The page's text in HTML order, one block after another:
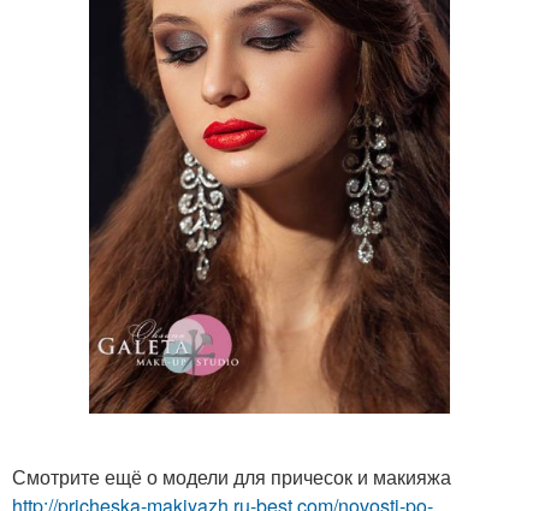
Смотрите ещё о модели для причесок и макияжа
http://pricheska-makiyazh.ru-best.com/novosti-po-